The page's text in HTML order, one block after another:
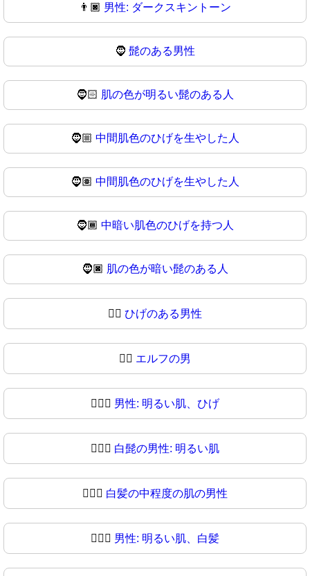
👨🏿 男性: ダークスキントーン
🧔 髭のある男性
🧔🏻 肌の色が明るい髭のある人
🧔🏼 中間肌色のひげを生やした人
🧔🏽 中間肌色のひげを生やした人
🧔🏾 中暗い肌色のひげを持つ人
🧔🏿 肌の色が暗い髭のある人
🧔‍♂️ ひげのある男性
🧔‍♂ エルフの男
🧔🏻‍♂️ 男性: 明るい肌、ひげ
🧔🏻‍♂ 白髭の男性: 明るい肌
🧔🏼‍♂️ 白髪の中程度の肌の男性
🧔🏼‍♂ 男性: 明るい肌、白髪